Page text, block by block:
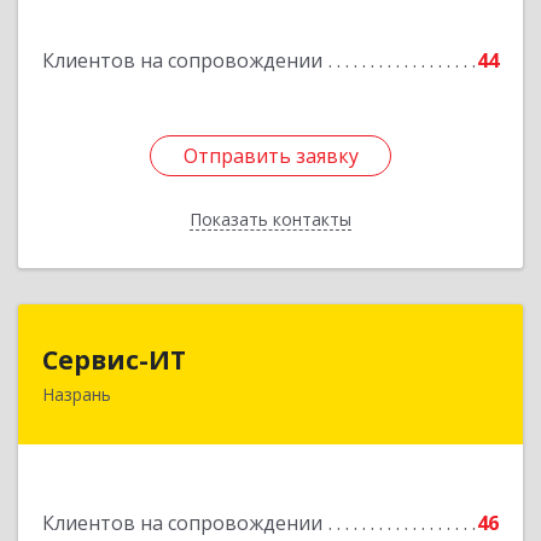
Клиентов на сопровождении 44
Отправить заявку
Показать контакты
Отправить заявку
Назад
Сервис-ИТ
Назрань
Клиентов на сопровождении
46
Подробнее